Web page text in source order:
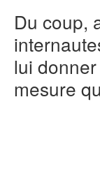
Du coup,
lui
mesure